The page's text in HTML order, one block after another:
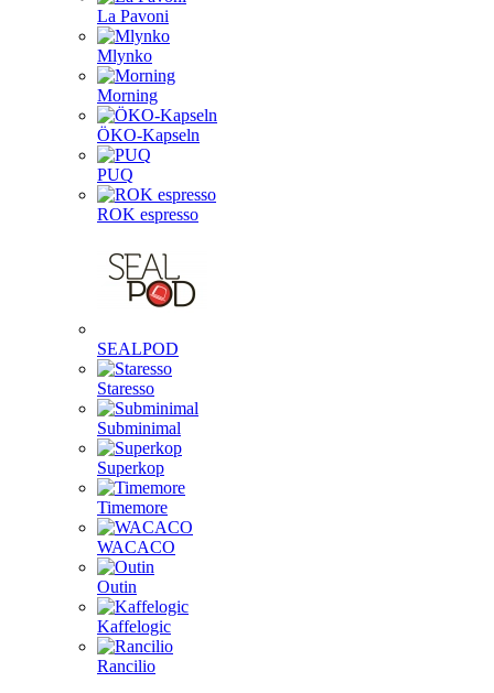
La Pavoni
Mlynko
Morning
ÖKO-Kapseln
PUQ
ROK espresso
SEALPOD
Staresso
Subminimal
Superkop
Timemore
WACACO
Outin
Kaffelogic
Rancilio